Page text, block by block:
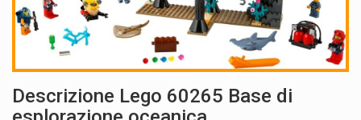
Descrizione Lego 60265 Base di